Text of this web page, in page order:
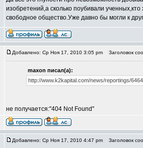
изобретений,а сколько поубивали
свободное общество.Уже давно бы могли к
Добавлено: Ср Ноя 17, 2010 3:05 pm Заголовок
maxon писал(а):
http://www.k2kapital.com/news/reportings/
не получается:"404 Not Found"
Добавлено: Ср Ноя 17, 2010 4:47 pm Заголовок